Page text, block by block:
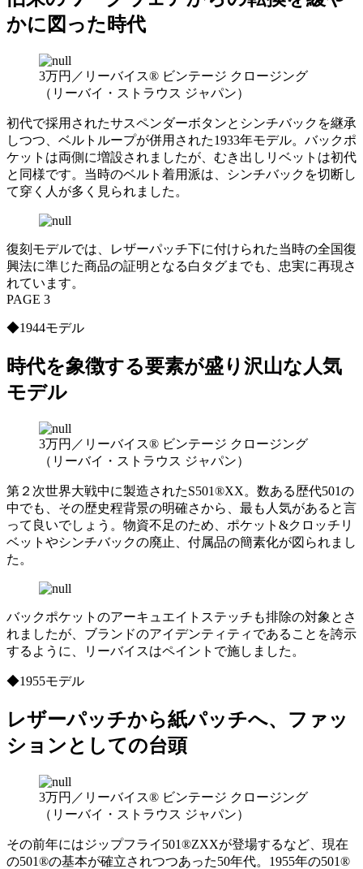
かに図った時代
3万円／リーバイス® ビンテージ クロージング
（リーバイ・ストラウス ジャパン）
初代で採用されたサスペンダーボタンとシンチバックを継承
しつつ、ベルトループが併用された1933年モデル。バックポ
ケットは両側に増設されましたが、むき出しリベットは初代
と同様です。当時のベルト着用派は、シンチバックを切断し
て穿く人が多く見られました。
復刻モデルでは、レザーパッチ下に付けられた当時の全国復
興法に準じた商品の証明となる白タグまでも、忠実に再現さ
れています。
PAGE 3
◆1944モデル
時代を象徴する要素が盛り沢山な人気
モデル
3万円／リーバイス® ビンテージ クロージング
（リーバイ・ストラウス ジャパン）
第２次世界大戦中に製造されたS501®XX。数ある歴代501の
中でも、その歴史程背景の明確さから、最も人気があると言
って良いでしょう。物資不足のため、ポケット&クロッチリ
ベットやシンチバックの廃止、付属品の簡素化が図られまし
た。
バックポケットのアーキュエイトステッチも排除の対象とさ
れましたが、ブランドのアイデンティティであることを誇示
するように、リーバイスはペイントで施しました。
◆1955モデル
レザーパッチから紙パッチへ、ファッ
ションとしての台頭
3万円／リーバイス® ビンテージ クロージング
（リーバイ・ストラウス ジャパン）
その前年にはジップフライ501®ZXXが登場するなど、現在
の501®の基本が確立されつつあった50年代。1955年の501®